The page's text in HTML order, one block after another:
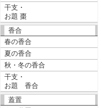
干支・
お題 棗
香合
春の香合
夏の香合
秋・冬の香合
干支・
お題 香合
蓋置